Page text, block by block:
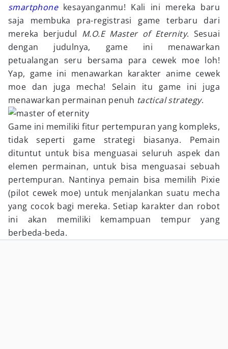
smartphonekesayanganmu! Kali ini mereka baru
saja membuka pra-registrasi game terbaru dari
mereka berjudul M.O.E Master of Eternity. Sesuai
dengan judulnya, game ini menawarkan
petualangan seru bersama para cewek moe loh!
Yap, game ini menawarkan karakter anime cewek
moe dan juga mecha! Selain itu game ini juga
menawarkan permainan penuh tactical strategy.
Game ini memiliki fitur pertempuran yang kompleks,
tidak seperti game strategi biasanya. Pemain
dituntut untuk bisa menguasai seluruh aspek dan
elemen permainan, untuk bisa menguasai sebuah
pertempuran. Nantinya pemain bisa memilih Pixie
(pilot cewek moe) untuk menjalankan suatu mecha
yang cocok bagi mereka. Setiap karakter dan robot
ini akan memiliki kemampuan tempur yang
berbeda-beda.